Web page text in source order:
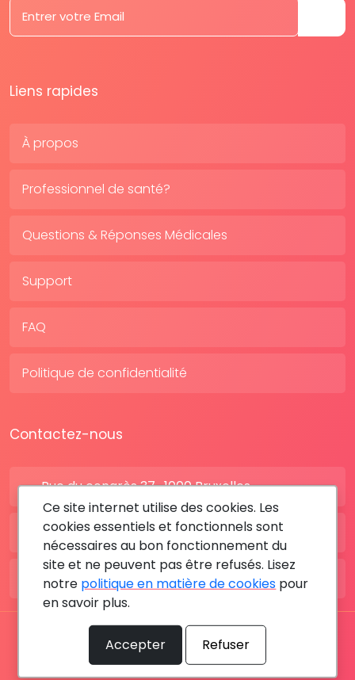
Liens rapides
À propos
Professionnel de santé?
Questions & Réponses Médicales
Support
FAQ
Politique de confidentialité
Contactez-nous
Rue du congrès 37 , 1000 Bruxelles
BE: +32 28080227
FR: +33 183642895
Tous les droits sont réservés © 2026 RDV MÉDICAL By
MediaSatCom
Ce site internet utilise des cookies. Les
cookies essentiels et fonctionnels sont
nécessaires au bon fonctionnement du
site et ne peuvent pas être refusés. Lisez
notre politique en matière de cookies pour
en savoir plus.
Accepter Refuser